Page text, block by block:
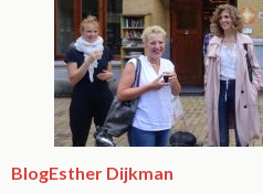
BlogEsther Dijkman